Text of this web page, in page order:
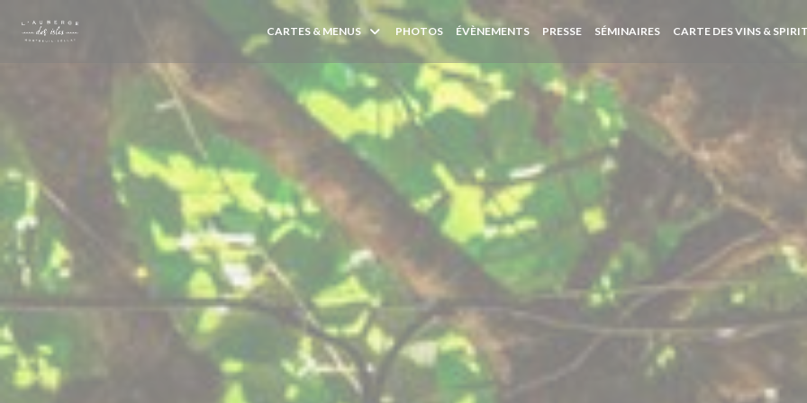
Personnalisation de vos choix en matière de cookies
CARTES & MENUS PHOTOS ÉVÈNEMENTS PRESSE SÉMINAIRES CARTE DES VINS &